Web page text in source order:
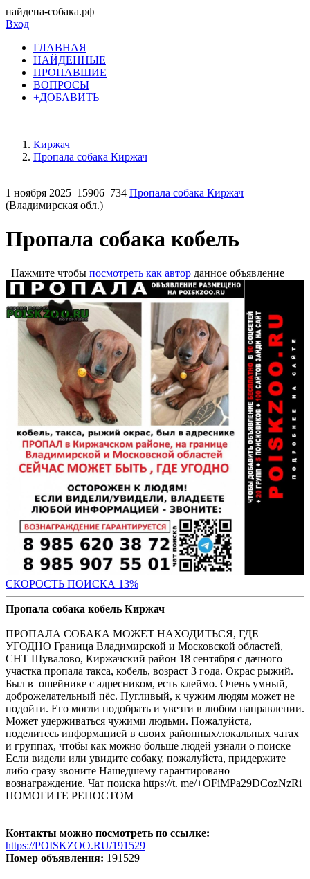
найдена-собака.рф
Вход
ГЛАВНАЯ
НАЙДЕННЫЕ
ПРОПАВШИЕ
ВОПРОСЫ
+ДОБАВИТЬ
Киржач
Пропала собака Киржач
1 ноября 2025 15906 734 Пропала собака Киржач
(Владимирская обл.)
Пропала собака кобель
Нажмите чтобы посмотреть как автор данное объявление
СКОРОСТЬ ПОИСКА 13%
Пропала собака кобель Киржач
ПРОПАЛА СОБАКА МОЖЕТ НАХОДИТЬСЯ, ГДЕ
УГОДНО Граница Владимирской и Московской областей,
СНТ Шувалово, Киржачский район 18 сентября с дачного
участка пропала такса, кобель, возраст 3 года. Окрас рыжий.
Был в ошейнике с адресником, есть клеймо. Очень умный,
доброжелательный пёс. Пугливый, к чужим людям может не
подойти. Его могли подобрать и увезти в любом направлении.
Может удерживаться чужими людьми. Пожалуйста,
поделитесь информацией в своих районных/локальных чатах
и группах, чтобы как можно больше людей узнали о поиске
Если видели или увидите собаку, пожалуйста, придержите
либо сразу звоните Нашедшему гарантировано
вознаграждение. Чат поиска https://t. me/+OFiMPa29DCozNzRi
ПОМОГИТЕ РЕПОСТОМ
Контакты можно посмотреть по ссылке:
https://POISKZOO.RU/191529
Номер объявления: 191529